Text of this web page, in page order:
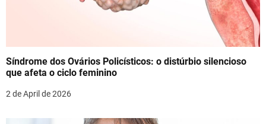
Síndrome dos Ovários Policísticos: o distúrbio silencioso
que afeta o ciclo feminino
2 de April de 2026